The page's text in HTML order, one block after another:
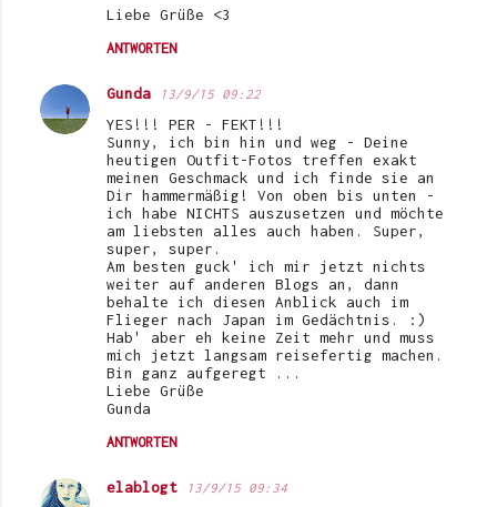
Liebe Grüße <3
ANTWORTEN
Gunda 13/9/15 09:22
YES!!! PER - FEKT!!!
Sunny, ich bin hin und weg - Deine
heutigen Outfit-Fotos treffen exakt
meinen Geschmack und ich finde sie an
Dir hammermäßig! Von oben bis unten -
ich habe NICHTS auszusetzen und möchte
am liebsten alles auch haben. Super,
super, super.
Am besten guck' ich mir jetzt nichts
weiter auf anderen Blogs an, dann
behalte ich diesen Anblick auch im
Flieger nach Japan im Gedächtnis. :)
Hab' aber eh keine Zeit mehr und muss
mich jetzt langsam reisefertig machen.
Bin ganz aufgeregt ...
Liebe Grüße
Gunda
ANTWORTEN
elablogt 13/9/15 09:34